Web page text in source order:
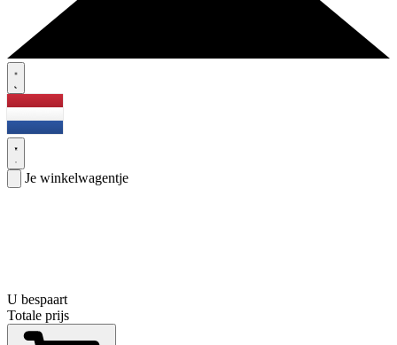
Je winkelwagentje
U bespaart
Totale prijs